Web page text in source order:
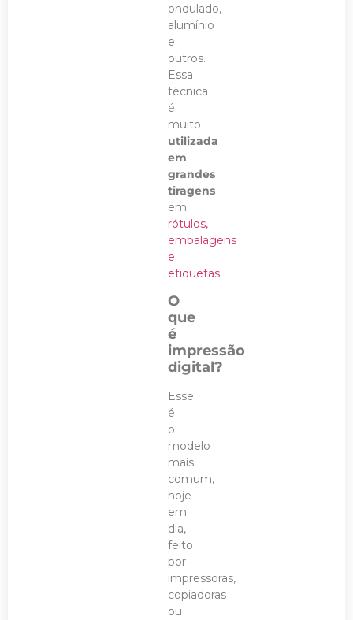
ondulado,
alumínio
e
outros.
Essa
técnica
é
muito
utilizada
em
grandes
tiragens
em
rótulos,
embalagens
e
etiquetas.
O
que
é
impressão
digital?
Esse
é
o
modelo
mais
comum,
hoje
em
dia,
feito
por
impressoras,
copiadoras
ou